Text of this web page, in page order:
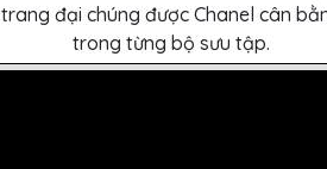
trang đại chúng được Chanel cân
trong từng bộ sưu tập.